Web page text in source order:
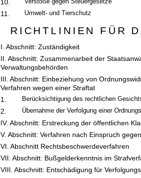
10.
11. Umwelt- und Tierschutz
RICHTLINIEN FÜR
I. Abschnitt: Zuständigkeit
II. Abschnitt: Zusammenarbeit der
Verwaltungsbehörden
III. Abschnitt: Einbeziehung von
Verfahren wegen einer Straftat
1.
Berücksichtigung des rechtlichen
2. Übernahme der Verfolgung einer
IV. Abschnitt: Erstreckung der öffentlichen
V. Abschnitt: Verfahren nach Einspruch
VI. Abschnitt Rechtsbeschwerdeverfahren
VII. Abschnitt: Bußgelderkenntnis im
VIII. Abschnitt: Entschädigung für